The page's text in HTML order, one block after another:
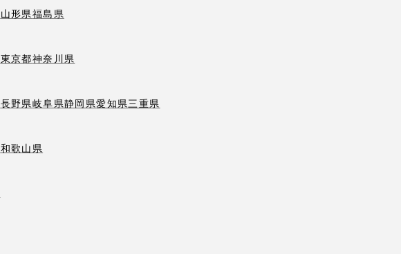
山形県福島県
東京都神奈川県
長野県岐阜県静岡県愛知県三重県
和歌山県